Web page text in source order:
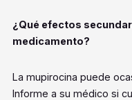
¿Qué efectos
medicamento?
La mupirocina puede
Informe a su médico si